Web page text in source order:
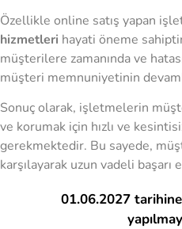
Özellikle online satış yapan
hizmetleri hayati öneme
müşterilere zamanında ve
müşteri memnuniyetinin
Sonuç olarak, işletmelerin
ve korumak için hızlı ve
gerekmektedir. Bu sayede,
karşılayarak uzun vadeli
01.06.2027